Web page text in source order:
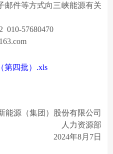
邮件等方式向三峡能源有关
57680470
第四批）.xls
源（集团）股份有限公司
人力资源部
2024年8月7日